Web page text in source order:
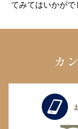
てみてはいかがで
カ